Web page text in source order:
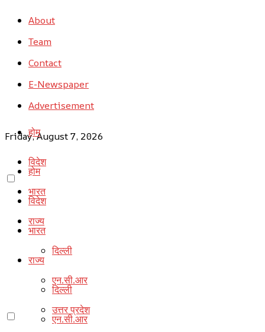
About
Team
Contact
E-Newspaper
Advertisement
Friday, August 7, 2026
होम
विदेश
भारत
राज्य
दिल्ली
एन.सी.आर
उत्तर प्रदेश
होम
विदेश
भारत
राज्य
दिल्ली
एन.सी.आर